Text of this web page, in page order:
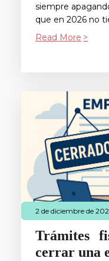
siempre
que en 2026 no
Read More
2 de diciembre de
Trámites
cerrar una